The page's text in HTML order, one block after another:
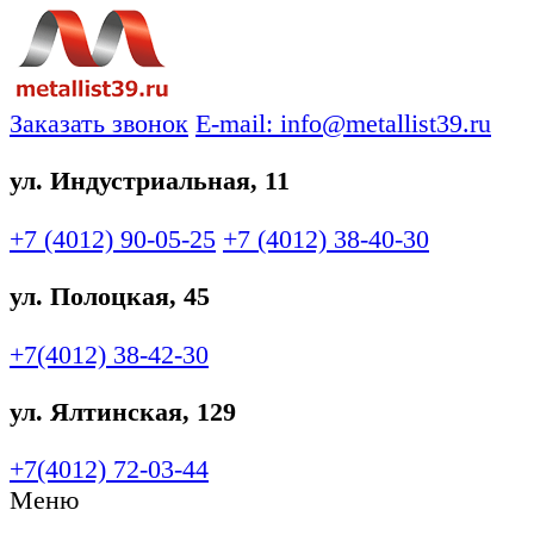
Заказать звонок E-mail: info@metallist39.ru
ул. Индустриальная, 11
+7 (4012) 90-05-25 +7 (4012) 38-40-30
ул. Полоцкая, 45
+7(4012) 38-42-30
ул. Ялтинская, 129
+7(4012) 72-03-44
Меню